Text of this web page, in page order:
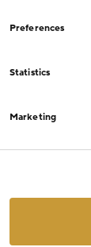
Preferences
Statistics
Marketing